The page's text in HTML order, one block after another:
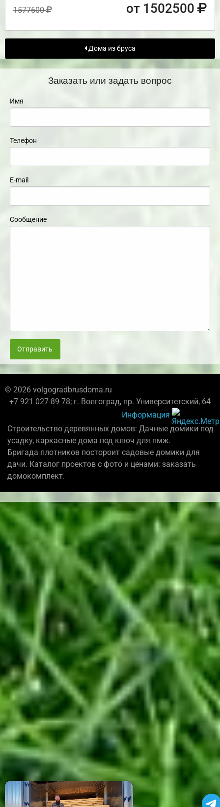
1577600 от 1502500
Дома из бруса
Заказать или задать вопрос
Имя
Телефон
E-mail
Сообщение
Отправить
© 2026 volgogradbrusdoma.ru
+7 921 027-89-78; г. Волгоград, пр. Университетский, 64
Информация
Строительство деревянных домов: Дачные домики под
усадку, каркасные дома под ключ для пмж.
Бригада плотников постороит садовые домики для
дачи. Каталог проектов с фото и ценами: заказать
домокомплект.